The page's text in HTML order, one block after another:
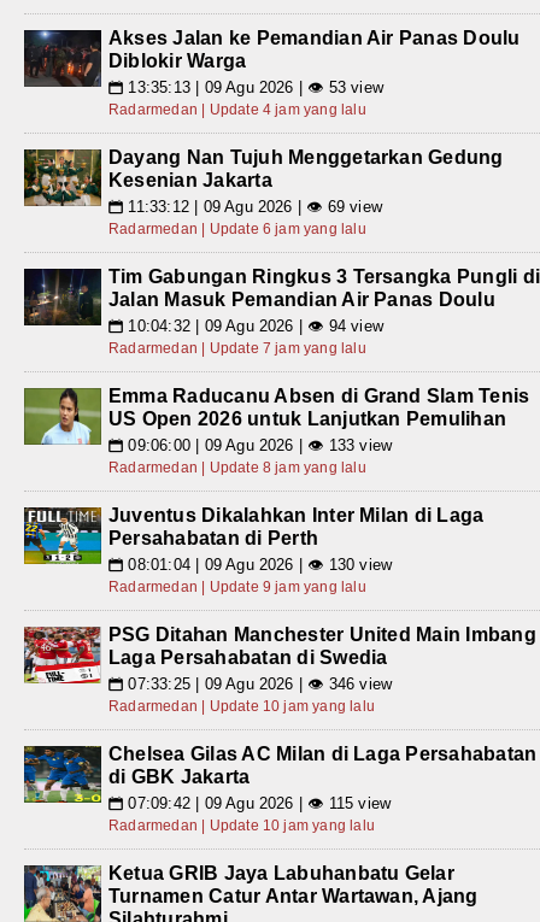
Akses Jalan ke Pemandian Air Panas Doulu
Diblokir Warga
📅 13:35:13 | 09 Agu 2026 | 👁 53 view
Radarmedan | Update 4 jam yang lalu
Dayang Nan Tujuh Menggetarkan Gedung
Kesenian Jakarta
📅 11:33:12 | 09 Agu 2026 | 👁 69 view
Radarmedan | Update 6 jam yang lalu
Tim Gabungan Ringkus 3 Tersangka Pungli di
Jalan Masuk Pemandian Air Panas Doulu
📅 10:04:32 | 09 Agu 2026 | 👁 94 view
Radarmedan | Update 7 jam yang lalu
Emma Raducanu Absen di Grand Slam Tenis
US Open 2026 untuk Lanjutkan Pemulihan
📅 09:06:00 | 09 Agu 2026 | 👁 133 view
Radarmedan | Update 8 jam yang lalu
Juventus Dikalahkan Inter Milan di Laga
Persahabatan di Perth
📅 08:01:04 | 09 Agu 2026 | 👁 130 view
Radarmedan | Update 9 jam yang lalu
PSG Ditahan Manchester United Main Imbang
Laga Persahabatan di Swedia
📅 07:33:25 | 09 Agu 2026 | 👁 346 view
Radarmedan | Update 10 jam yang lalu
Chelsea Gilas AC Milan di Laga Persahabatan
di GBK Jakarta
📅 07:09:42 | 09 Agu 2026 | 👁 115 view
Radarmedan | Update 10 jam yang lalu
Ketua GRIB Jaya Labuhanbatu Gelar
Turnamen Catur Antar Wartawan, Ajang